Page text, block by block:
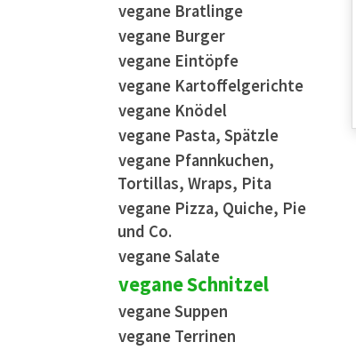
vegane Bratlinge
vegane Burger
vegane Eintöpfe
vegane Kartoffelgerichte
vegane Knödel
vegane Pasta, Spätzle
vegane Pfannkuchen,
Tortillas, Wraps, Pita
vegane Pizza, Quiche, Pie
und Co.
vegane Salate
vegane Schnitzel
vegane Suppen
vegane Terrinen